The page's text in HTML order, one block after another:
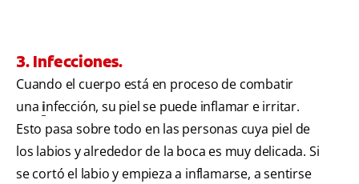
3. Infecciones.
Cuando el cuerpo está en proceso de combatir
una infección, su piel se puede inflamar e irritar.
Esto pasa sobre todo en las personas cuya piel de
los labios y alrededor de la boca es muy delicada. Si
se cortó el labio y empieza a inflamarse, a sentirse